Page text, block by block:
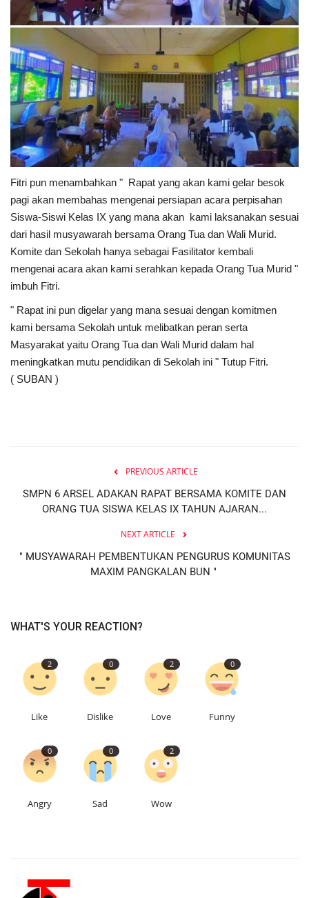
Fitri pun menambahkan " Rapat yang akan kami gelar besok
pagi akan membahas mengenai persiapan acara perpisahan
Siswa-Siswi Kelas IX yang mana akan kami laksanakan sesuai
dari hasil musyawarah bersama Orang Tua dan Wali Murid.
Komite dan Sekolah hanya sebagai Fasilitator kembali
mengenai acara akan kami serahkan kepada Orang Tua Murid "
imbuh Fitri.
" Rapat ini pun digelar yang mana sesuai dengan komitmen
kami bersama Sekolah untuk melibatkan peran serta
Masyarakat yaitu Orang Tua dan Wali Murid dalam hal
meningkatkan mutu pendidikan di Sekolah ini " Tutup Fitri.
( SUBAN )
PREVIOUS ARTICLE
SMPN 6 ARSEL ADAKAN RAPAT BERSAMA KOMITE DAN
ORANG TUA SISWA KELAS IX TAHUN AJARAN...
NEXT ARTICLE
" MUSYAWARAH PEMBENTUKAN PENGURUS KOMUNITAS
MAXIM PANGKALAN BUN "
WHAT'S YOUR REACTION?
2
Like
0
Dislike
2
Love
0
Funny
0
Angry
0
Sad
2
Wow